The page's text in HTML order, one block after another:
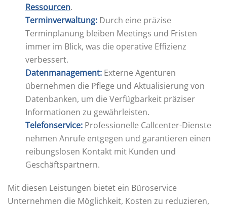
Ressourcen.
Terminverwaltung: Durch eine präzise
Terminplanung bleiben Meetings und Fristen
immer im Blick, was die operative Effizienz
verbessert.
Datenmanagement: Externe Agenturen
übernehmen die Pflege und Aktualisierung von
Datenbanken, um die Verfügbarkeit präziser
Informationen zu gewährleisten.
Telefonservice: Professionelle Callcenter-Dienste
nehmen Anrufe entgegen und garantieren einen
reibungslosen Kontakt mit Kunden und
Geschäftspartnern.
Mit diesen Leistungen bietet ein Büroservice
Unternehmen die Möglichkeit, Kosten zu reduzieren,